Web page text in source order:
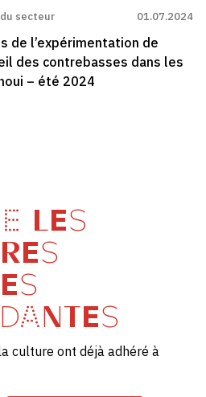
secteur 01.07.2024
de l’expérimentation de
des contrebasses dans les
– été 2024
LES
culture ont déjà adhéré à